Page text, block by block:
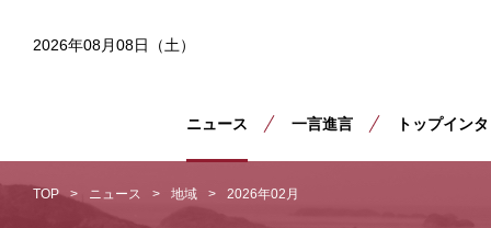
2026年08月08日（土）
ニュース 一言進言 トップイン
TOP ニュース 地域 2026年02月